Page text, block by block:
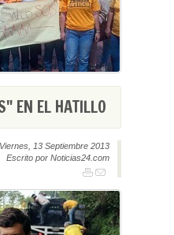
EN EL HATILLO
13 Septiembre 2013
Escrito por Noticias24.com